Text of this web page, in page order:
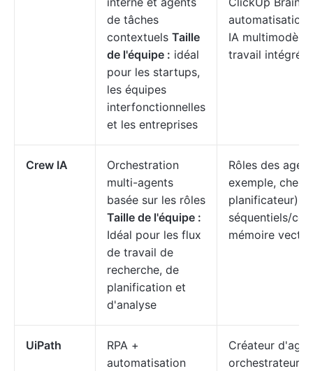
de tâches
contextuels Taille
de l'équipe : idéal
pour les startups,
les équipes
interfonctionnelles
et les entreprises
IA
travail intégrés
Crew IA
Orchestration
multi-agents
basée sur les rôles
Taille de l'équipe :
Idéal pour les flux
de travail de
recherche, de
planification et
d'analyse
Rôles des
exemple,
planificateur),
séquentiels/
mémoire
UiPath
RPA +
automatisation
Créateur
orchestrateur,